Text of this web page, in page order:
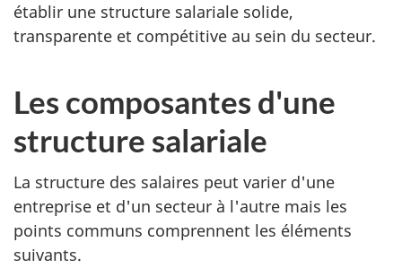
établir une structure salariale solide,
transparente et compétitive au sein du secteur.
Les composantes d'une
structure salariale
La structure des salaires peut varier d'une
entreprise et d'un secteur à l'autre mais les
points communs comprennent les éléments
suivants.